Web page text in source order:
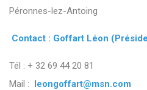
Péronnes-lez-
Contact : Goffart Léon
Tél : + 32 69 44 20 81
Mail : leongoffart@msn.com